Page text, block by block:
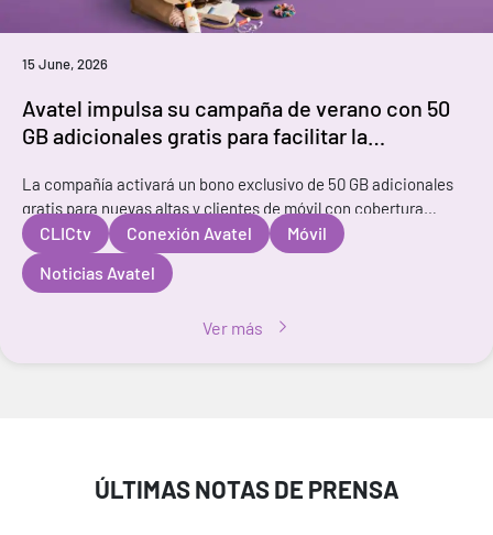
15 June, 2026
Avatel impulsa su campaña de verano con 50
GB adicionales gratis para facilitar la
movilidad
La compañía activará un bono exclusivo de 50 GB adicionales
gratis para nuevas altas y clientes de móvil con cobertura
Avatel. Madrid, 15 de junio de 2026 – Coincidiendo con el inicio
de la tem
CLICtv Conexión Avatel
Móvil
Noticias Avatel
Ver más
ÚLTIMAS NOTAS DE PRENSA